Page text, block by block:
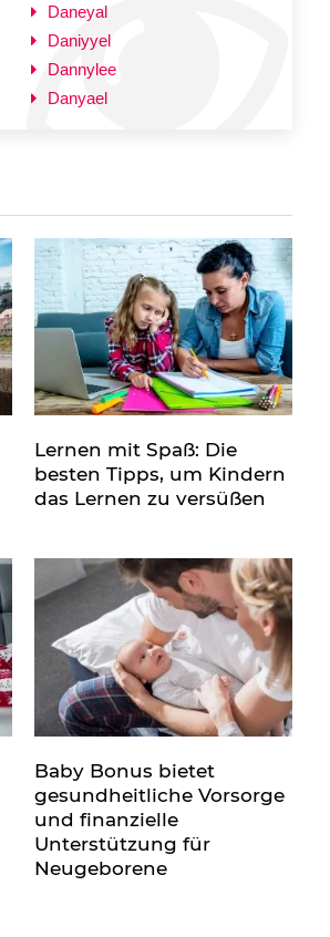
Daneyal
Daniyyel
Dannylee
Danyael
Lernen mit Spaß: Die
besten Tipps, um Kindern
das Lernen zu versüßen
Baby Bonus bietet
gesundheitliche Vorsorge
und finanzielle
Unterstützung für
Neugeborene